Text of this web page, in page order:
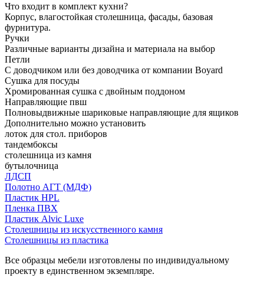
Что входит в комплект кухни?
Корпус, влагостойкая столешница, фасады, базовая
фурнитура.
Ручки
Различные варианты дизайна и материала на выбор
Петли
С доводчиком или без доводчика от компании Boyard
Сушка для посуды
Хромированная сушка с двойным поддоном
Направляющие пвш
Полновыдвижные шариковые направляющие для ящиков
Дополнительно можно установить
лоток для стол. приборов
тандембоксы
столешница из камня
бутылочница
ЛДСП
Полотно АГТ (МДФ)
Пластик HPL
Пленка ПВХ
Пластик Alvic Luxe
Столешницы из искусственного камня
Столешницы из пластика
Все образцы мебели изготовлены по индивидуальному
проекту в единственном экземпляре.